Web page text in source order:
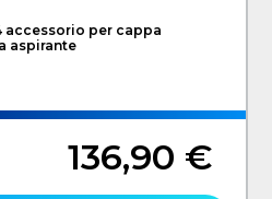
accessorio per cappa
aspirante
136,90 €